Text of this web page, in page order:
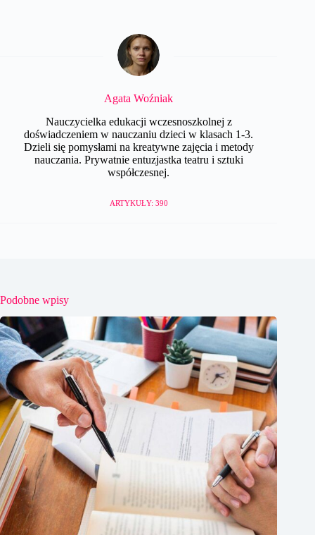
Agata Woźniak
Nauczycielka edukacji wczesnoszkolnej z
doświadczeniem w nauczaniu dzieci w klasach 1-3.
Dzieli się pomysłami na kreatywne zajęcia i metody
nauczania. Prywatnie entuzjastka teatru i sztuki
współczesnej.
ARTYKUŁY: 390
Podobne wpisy